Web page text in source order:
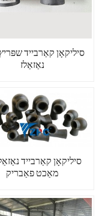
נאַזאַלז
סיליקאָן קאַרבייד
מאַכט פאַבריק